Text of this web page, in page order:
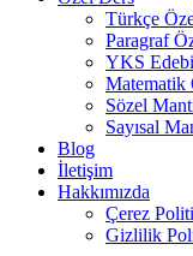
Türkçe
Paragraf
YKS
Matematik
Sözel
Sayısal
Blog
İletişim
Hakkımızda
Çerez
Gizlilik